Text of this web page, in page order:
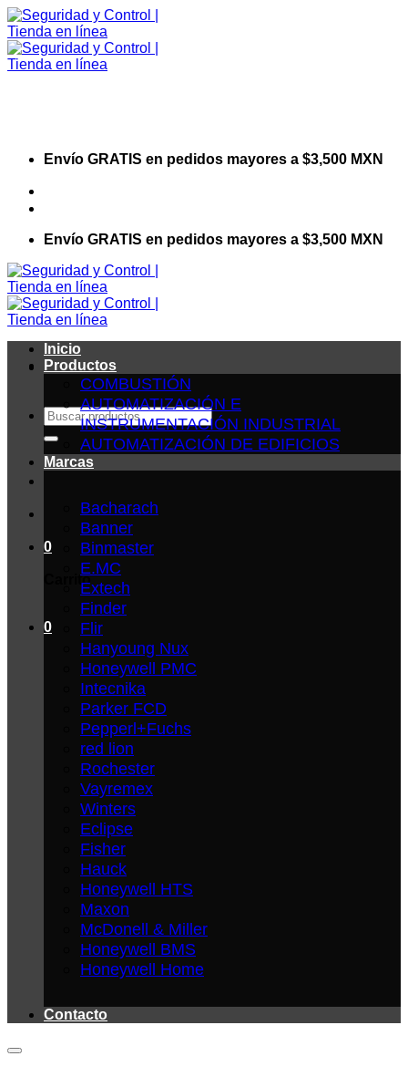
Saltar
al
contenido
Envío GRATIS en pedidos mayores a $3,500 MXN
Envío GRATIS en pedidos mayores a $3,500 MXN
Buscar
por:
0
Carrito
0
Inicio
Productos
COMBUSTIÓN
AUTOMATIZACIÓN E
INSTRUMENTACIÓN INDUSTRIAL
AUTOMATIZACIÓN DE EDIFICIOS
Marcas
Bacharach
Banner
Binmaster
E.MC
Extech
Finder
Flir
Hanyoung Nux
Honeywell PMC
Intecnika
Parker FCD
Pepperl+Fuchs
red lion
Rochester
Vayremex
Winters
Eclipse
Fisher
Hauck
Honeywell HTS
Maxon
McDonell & Miller
Honeywell BMS
Honeywell Home
Contacto